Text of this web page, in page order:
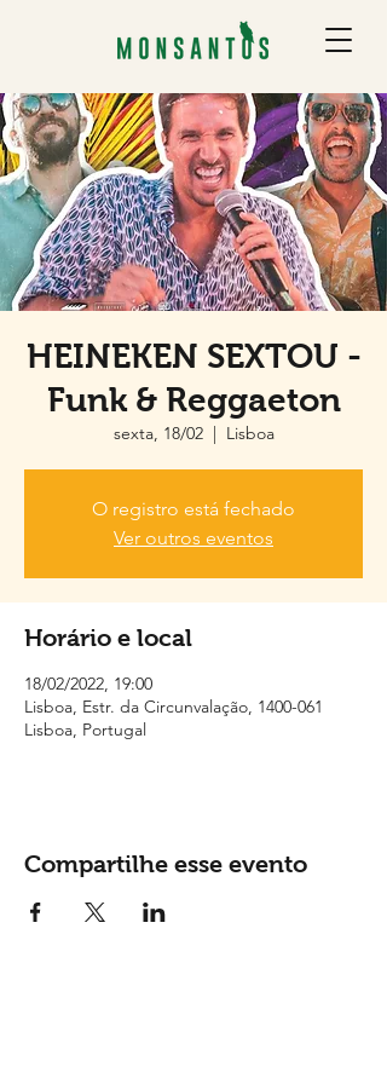
HEINEKEN SEXTOU -
Funk & Reggaeton
sexta, 18/02
  |
Lisboa
O registro está fechado
Ver outros eventos
Horário e local
18/02/2022, 19:00
Lisboa, Estr. da Circunvalação, 1400-061
Lisboa, Portugal
Compartilhe esse evento